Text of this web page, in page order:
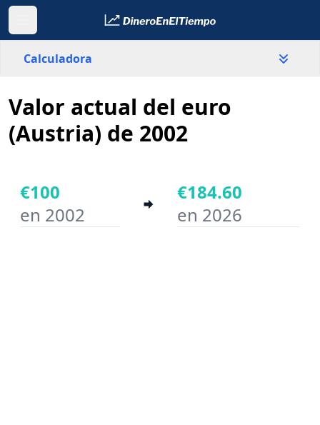
Calculadora
País
Año inicial
Valor actual del euro
(Austria) de 2002
€100
en 2002
€184.60
en 2026